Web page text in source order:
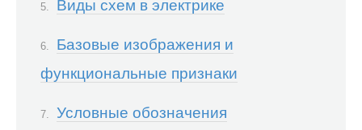
Виды схем в электрике
Базовые изображения и
функциональные признаки
Условные обозначения